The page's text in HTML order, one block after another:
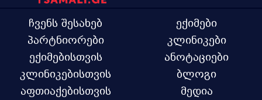
ჩვენს შესახებ
პარტნიორები
ექიმებისთვის
კლინიკებისთვის
აფთიაქებისთვის
ექიმები
კლინიკები
ანოტაციები
ბლოგი
მედია